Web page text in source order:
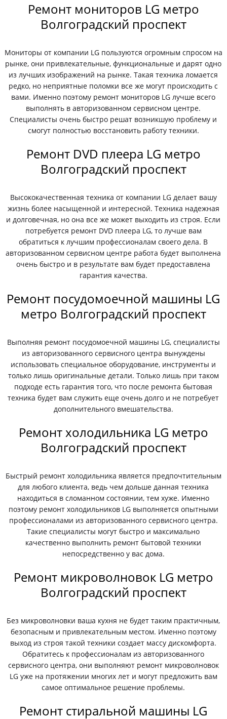
Ремонт мониторов LG метро
Волгоградский проспект
Мониторы от компании LG пользуются огромным спросом на
рынке, они привлекательные, функциональные и дарят одно
из лучших изображений на рынке. Такая техника ломается
редко, но неприятные поломки все же могут происходить с
вами. Именно поэтому ремонт мониторов LG лучше всего
выполнять в авторизованном сервисном центре.
Специалисты очень быстро решат возникшую проблему и
смогут полностью восстановить работу техники.
Ремонт DVD плеера LG метро
Волгоградский проспект
Высококачественная техника от компании LG делает вашу
жизнь более насыщенной и интересной. Техника надежная
и долговечная, но она все же может выходить из строя. Если
потребуется ремонт DVD плеера LG, то лучше вам
обратиться к лучшим профессионалам своего дела. В
авторизованном сервисном центре работа будет выполнена
очень быстро и в результате вам будет предоставлена
гарантия качества.
Ремонт посудомоечной машины LG
метро Волгоградский проспект
Выполняя ремонт посудомоечной машины LG, специалисты
из авторизованного сервисного центра вынуждены
использовать специальное оборудование, инструменты и
только лишь оригинальные детали. Только лишь при таком
подходе есть гарантия того, что после ремонта бытовая
техника будет вам служить еще очень долго и не потребует
дополнительного вмешательства.
Ремонт холодильника LG метро
Волгоградский проспект
Быстрый ремонт холодильника является предпочтительным
для любого клиента, ведь чем дольше данная техника
находиться в сломанном состоянии, тем хуже. Именно
поэтому ремонт холодильников LG выполняется опытными
профессионалами из авторизованного сервисного центра.
Такие специалисты могут быстро и максимально
качественно выполнить ремонт бытовой техники
непосредственно у вас дома.
Ремонт микроволновок LG метро
Волгоградский проспект
Без микроволновки ваша кухня не будет таким практичным,
безопасным и привлекательным местом. Именно поэтому
выход из строя такой техники создает массу дискомфорта.
Обратитесь к профессионалам из авторизованного
сервисного центра, они выполняют ремонт микроволновок
LG уже на протяжении многих лет и могут предложить вам
самое оптимальное решение проблемы.
Ремонт стиральной машины LG